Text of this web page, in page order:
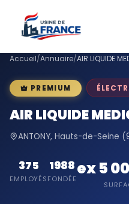
Accueil/Annuaire/AIR LIQUIDE
PREMIUM
AIR LIQUIDE
ANTONY, Hauts-de-Seine
375
EMPLOYÉS
1988
FONDÉE
ex 5